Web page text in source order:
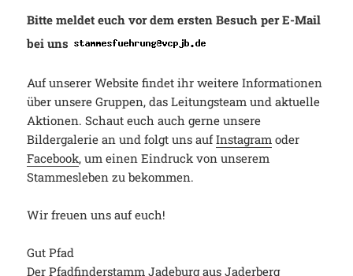
Bitte meldet euch vor dem ersten Besuch per E-Mail
bei uns
Auf unserer Website findet ihr weitere Informationen
über unsere Gruppen, das Leitungsteam und aktuelle
Aktionen. Schaut euch auch gerne unsere
Bildergalerie an und folgt uns aufInstagram oder
Facebook, um einen Eindruck von unserem
Stammesleben zu bekommen.
Wir freuen uns auf euch!
Gut Pfad
Der Pfadfinderstamm Jadeburg aus Jaderberg